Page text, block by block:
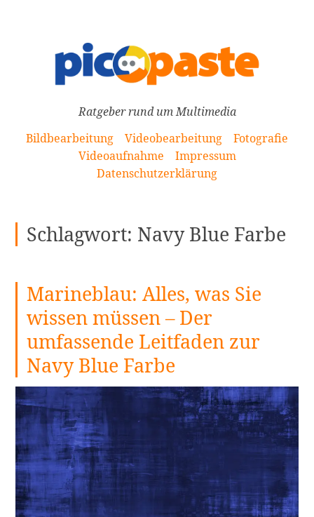
Ratgeber rund um Multimedia
Bildbearbeitung
Videobearbeitung
Fotografie
Videoaufnahme
Impressum
Datenschutzerklärung
Schlagwort: Navy Blue Farbe
Marineblau: Alles, was Sie
wissen müssen – Der
umfassende Leitfaden zur
Navy Blue Farbe